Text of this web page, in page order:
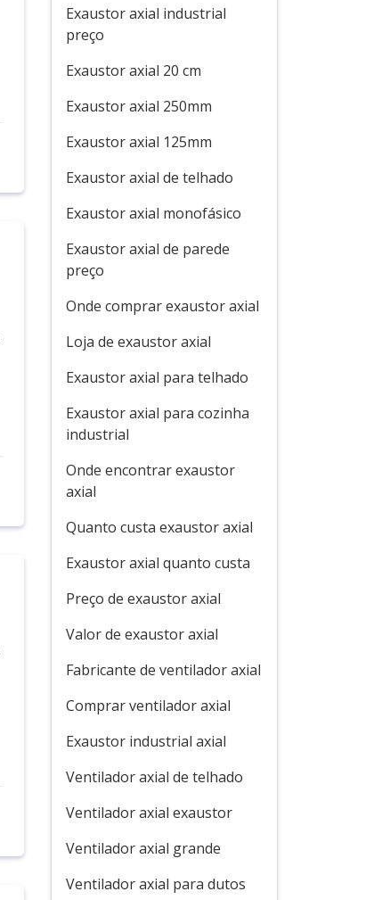
Exaustor axial industrial
preço
Exaustor axial 20 cm
Exaustor axial 250mm
Exaustor axial 125mm
Exaustor axial de telhado
Exaustor axial monofásico
Exaustor axial de parede
preço
Onde comprar exaustor axial
Loja de exaustor axial
Exaustor axial para telhado
Exaustor axial para cozinha
industrial
Onde encontrar exaustor
axial
Quanto custa exaustor axial
Exaustor axial quanto custa
Preço de exaustor axial
Valor de exaustor axial
Fabricante de ventilador axial
Comprar ventilador axial
Exaustor industrial axial
Ventilador axial de telhado
Ventilador axial exaustor
Ventilador axial grande
Ventilador axial para dutos